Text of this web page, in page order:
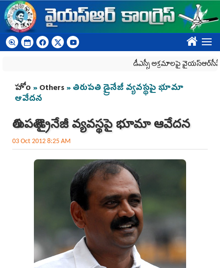
Skip to main content
????
డీఎస్సీ అక్రమాలపై వైయ‌స్ఆర్‌సీపీ
You are here
హోం »Others» తిరుపతి డ్రైనేజీ వ్యవస్థపై భూమా
ఆవేదన
తిరుపతి డ్రైనేజీ వ్యవస్థపై భూమా ఆవేదన
03 Oct 2012 8:25 AM